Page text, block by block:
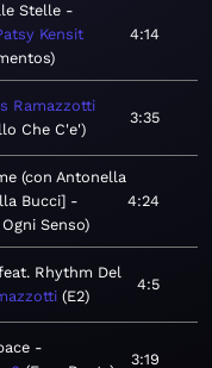
Stelle
Kensit
4:14
Ramazzotti
Che C'e'
3:35
(con Antonella
Bucci]
Senso
4:24
Rhythm Del
E2
4:5
3:19